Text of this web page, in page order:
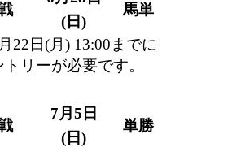
(日)
馬単
22日(月) 13:00までに
トリーが必要です。
7月5日
(日)
単勝